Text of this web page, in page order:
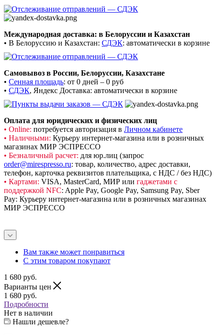
Международная доставка: в Белоруссии и Казахстан
• В Белоруссию и Казахстан: СДЭК: автоматически в корзине
Самовывоз в России, Белоруссии, Казахстане
• Сенная площадь: от 0 дней – 0 руб
• СДЭК, Яндекс Доставка: автоматически в корзине
Оплата для юридических и физических лиц
• Online: потребуется авторизация в Личном кабинете
• Наличными: Курьеру интернет-магазина или в розничных
магазинах МИР ЭСПРЕССО
• Безналичный расчет: для юр.лиц (запрос
order@mirespresso.ru: товар, количество, адрес доставки,
телефон, карточка реквизитов плательщика, с НДС / без НДС)
• Картами: VISA, MasterCard, МИР или гаджетами с
поддержкой NFC: Apple Pay, Google Pay, Samsung Pay, Sber
Pay: Курьеру интернет-магазина или в розничных магазинах
МИР ЭСПРЕССО
Вам также может понравиться
С этим товаром покупают
1 680 руб.
Варианты цен
1 680 руб.
Подробности
Нет в наличии
Нашли дешевле?